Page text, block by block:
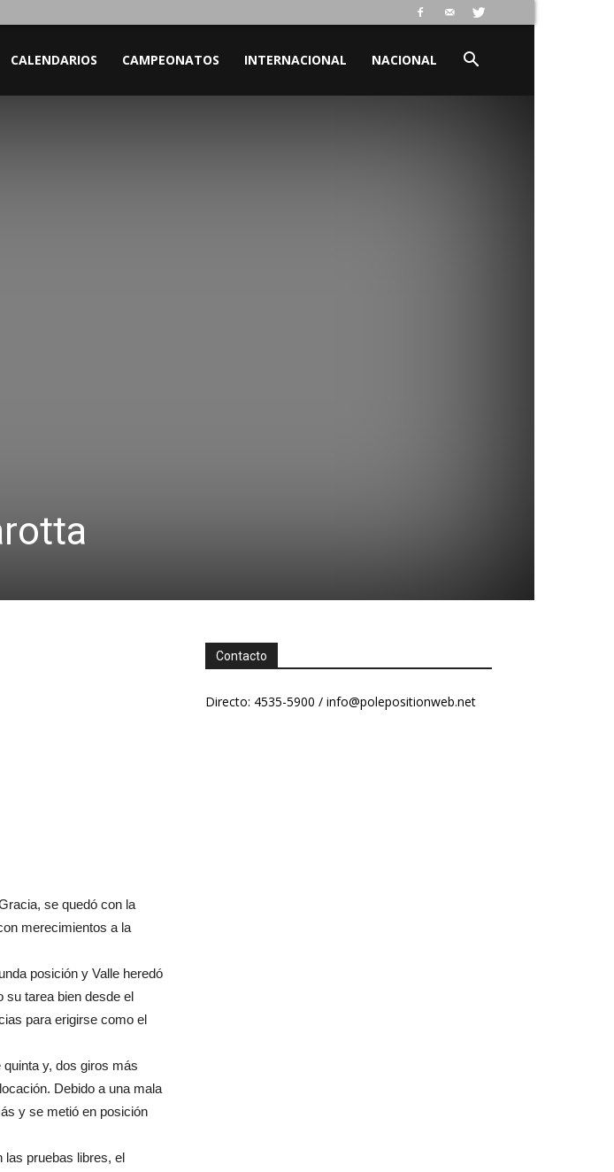
CALENDARIOS CAMPEONATOS INTERNACIONAL NACIONAL
se quedó con la
merecimientos a la
posición y Valle heredó
su tarea bien desde el
para erigirse como el
y, dos giros más
Debido a una mala
y se metió en posición
las pruebas libres, el
Contacto
Directo: 4535-5900 / info@polepositionweb.net